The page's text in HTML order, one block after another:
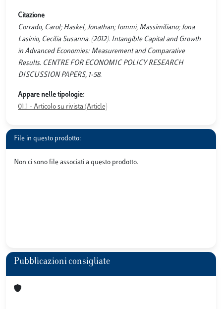
Citazione
Corrado, Carol; Haskel, Jonathan; Iommi, Massimiliano; Jona
Lasinio, Cecilia Susanna. (2012). Intangible Capital and Growth
in Advanced Economies: Measurement and Comparative
Results. CENTRE FOR ECONOMIC POLICY RESEARCH
DISCUSSION PAPERS, 1-58.
Appare nelle tipologie:
01.1 - Articolo su rivista (Article)
File in questo prodotto:
Non ci sono file associati a questo prodotto.
Pubblicazioni consigliate